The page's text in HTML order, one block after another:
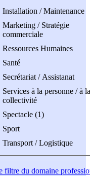
Installation / Maintenance
Marketing / Stratégie
commerciale
Ressources Humaines
Santé
Secrétariat / Assistanat
Services à la personne / à la
collectivité
Spectacle (1)
Sport
Transport / Logistique
filtre du domaine